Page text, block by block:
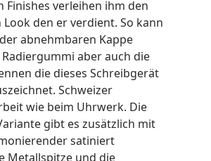
Finishes verleihen ihm den
den er verdient. So kann
abnehmbaren Kappe
aber auch die
die dieses Schreibgerät
Schweizer
wie beim Uhrwerk. Die
gibt es zusätzlich mit
satiniert
Metallspitze und die